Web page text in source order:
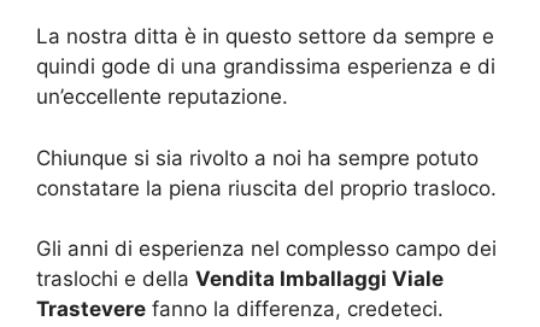
La nostra ditta è in questo settore da sempre e
quindi gode di una grandissima esperienza e di
un’eccellente reputazione.
Chiunque si sia rivolto a noi ha sempre potuto
constatare la piena riuscita del proprio trasloco.
Gli anni di esperienza nel complesso campo dei
traslochi e della Vendita Imballaggi Viale
Trastevere fanno la differenza, credeteci.